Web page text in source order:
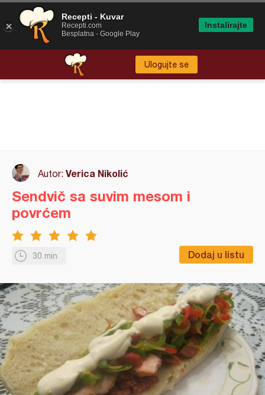
Ulogujte se
Autor: Verica Nikolić
30 min Dodaj u listu
Sendvič sa suvim mesom i
povrćem
Recepti - Kuvar
Recepti.com
Besplatna - Google Play
Instalirajte